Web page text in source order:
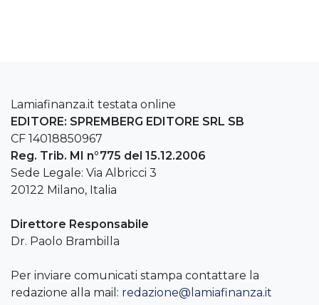
Lamiafinanza.it testata online
EDITORE: SPREMBERG EDITORE SRL SB
CF 14018850967
Reg. Trib. MI n°775 del 15.12.2006
Sede Legale: Via Albricci 3
20122 Milano, Italia
Direttore Responsabile
Dr. Paolo Brambilla
Per inviare comunicati stampa contattare la
redazione alla mail: redazione@lamiafinanza.it